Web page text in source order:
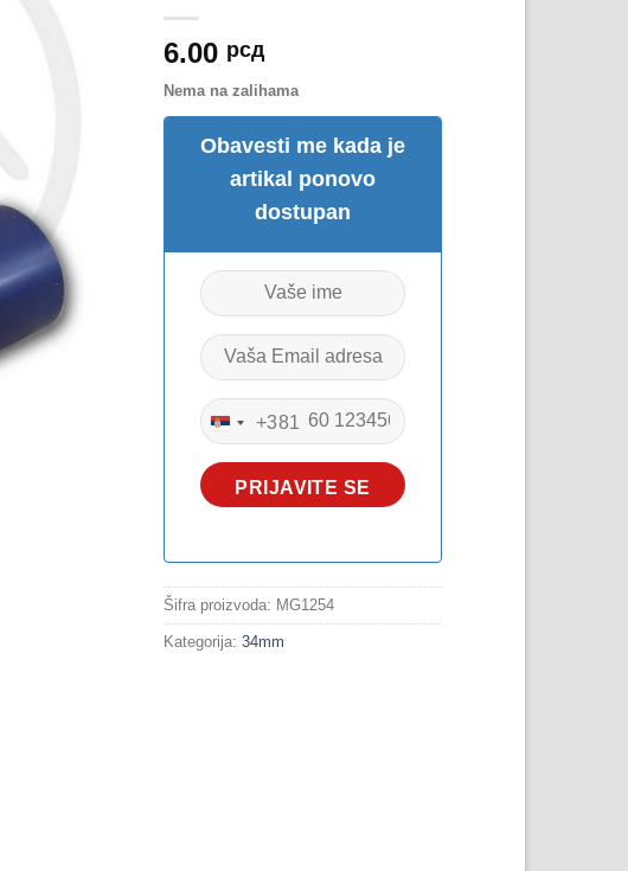
6.00 рсд
Nema na zalihama
Obavesti me kada je
artikal ponovo
dostupan
SERBIA
+381
+381
PRIJAVITE SE
Šifra proizvoda: MG1254
Kategorija: 34mm